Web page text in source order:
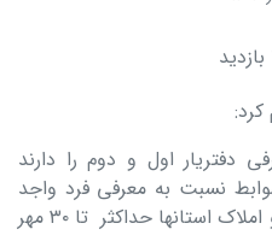
کرد:
دفتریار اول و دوم را دارند
نسبت به معرفی فرد واجد
شرایط به ادارات کل ثبت اسناد و املاک استانها حداکثر تا ۳۰ مهر